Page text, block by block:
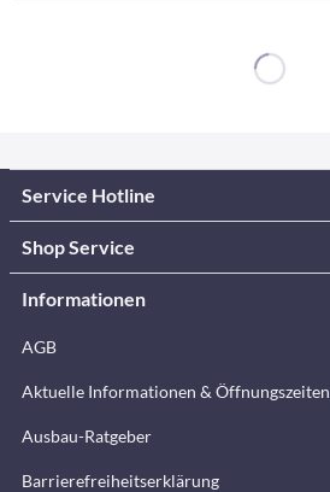
Service Hotline
Shop Service
Informationen
AGB
Aktuelle Informationen & Öffnungszeiten
Ausbau-Ratgeber
Barrierefreiheitserklärung